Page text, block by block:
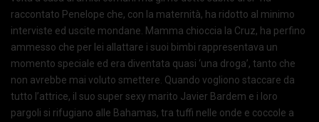
raccontato Penelope che, con la maternità, ha ridotto al minimo
interviste ed uscite mondane. Mamma chioccia la Cruz, ha perfino
ammesso che per lei allattare i suoi bimbi rappresentava un
momento speciale ed era diventata quasi ‘una droga’, tanto che
non avrebbe mai voluto smettere. Quando vogliono staccare da
tutto l’attrice, il suo super sexy marito Javier Bardem e i loro
pargoli si rifugiano alle Bahamas, tra tuffi nelle onde e coccole a